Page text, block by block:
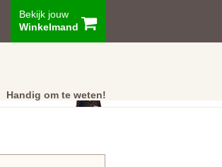
Bekijk jouw
Winkelmand
Handig om te weten!
Klantenservice